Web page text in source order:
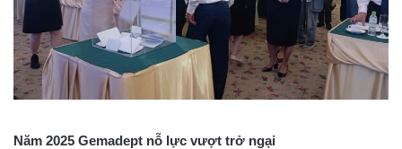
Năm 2025 Gemadept nỗ lực vượt trở ngại